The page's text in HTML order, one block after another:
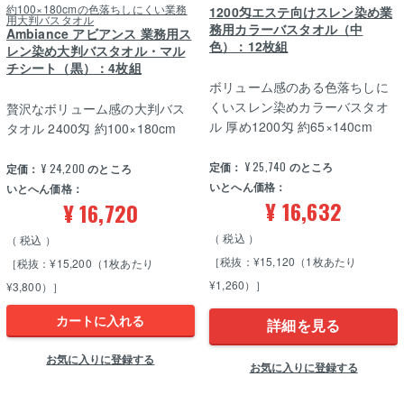
約100×180cmの色落ちしにくい業務
用大判バスタオル
Ambiance アビアンス 業務用ス
レン染め大判バスタオル・マル
チシート（黒）：4枚組
定価： ¥ 24,200 のところ
いとへん価格：
¥16,720
税込
［税抜：¥15,200（1枚あたり
¥3,800）］
贅沢なボリューム感の大判バス
タオル 2400匁 約100×180cm
カートに入れる
お気に入りに登録する
1200匁エステ向けスレン染め業
務用カラーバスタオル（中
色）：12枚組
定価： ¥25,740 のところ
いとへん価格：
¥16,632
税込
［税抜：¥15,120（1枚あたり
¥1,260）］
ボリューム感のある色落ちしに
くいスレン染めカラーバスタオ
ル 厚め1200匁 約65×140cm
詳細を見る
お気に入りに登録する